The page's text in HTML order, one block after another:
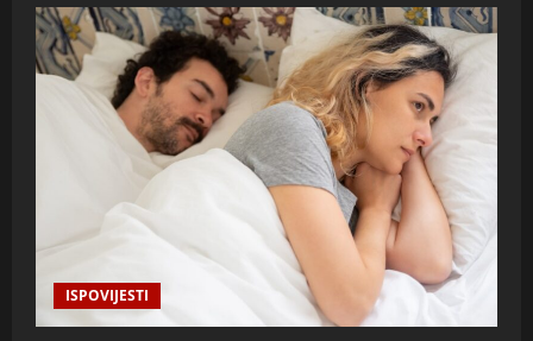
ISPOVIJESTI